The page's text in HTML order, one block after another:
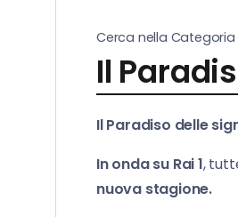
Cerca nella Categoria
Il
Il Paradiso delle
In onda su Rai 1,
nuova stagione.